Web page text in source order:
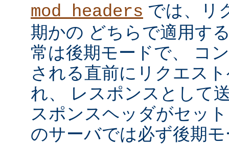
mod_headers では、リ
期かの どちらで適用す
常は後期モードで、 コ
される直前にリクエス
れ、 レスポンスとして
スポンスヘッダがセッ
のサーバでは必ず後期